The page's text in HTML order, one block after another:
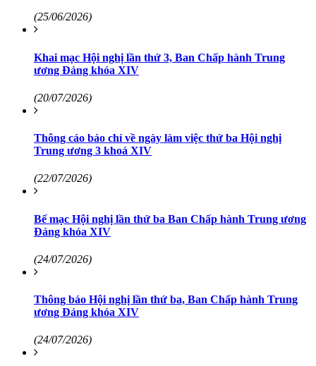
(25/06/2026)
Khai mạc Hội nghị lần thứ 3, Ban Chấp hành Trung
ương Đảng khóa XIV
(20/07/2026)
Thông cáo báo chí về ngày làm việc thứ ba Hội nghị
Trung ương 3 khoá XIV
(22/07/2026)
Bế mạc Hội nghị lần thứ ba Ban Chấp hành Trung ương
Đảng khóa XIV
(24/07/2026)
Thông báo Hội nghị lần thứ ba, Ban Chấp hành Trung
ương Đảng khóa XIV
(24/07/2026)